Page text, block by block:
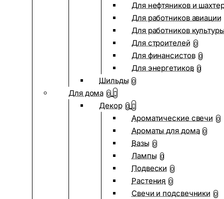
Для нефтяников и
Для работников авиации
Для работников
Для строителей 0
Для финансистов 0
Для энергетиков 0
Шильды 0
Для дома 0
Декор 0
Ароматические свечи 0
Ароматы для дома 0
Вазы 0
Лампы 0
Подвески 0
Растения 0
Свечи и подсвечники 0